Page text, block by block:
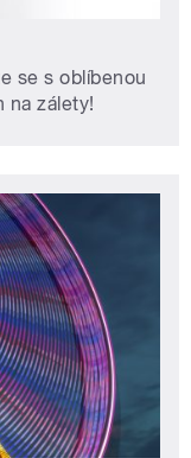
se s oblíbenou
na zálety!